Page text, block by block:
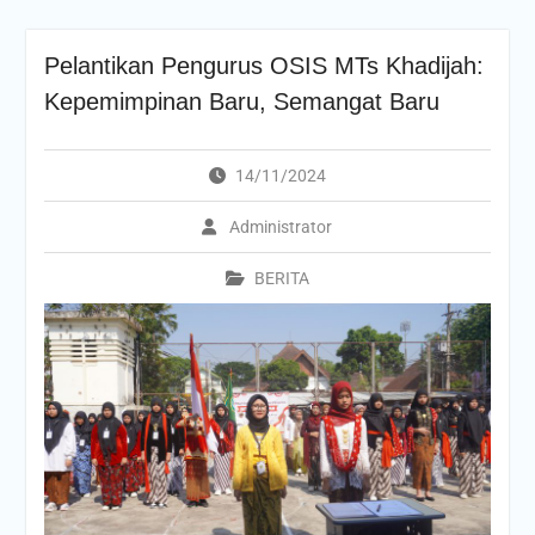
Pelantikan Pengurus OSIS MTs Khadijah:
Kepemimpinan Baru, Semangat Baru
14/11/2024
Administrator
BERITA